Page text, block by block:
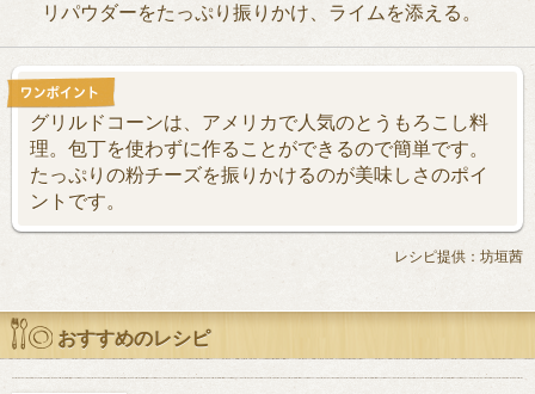
リパウダーをたっぷり振りかけ、ライムを添える。
グリルドコーンは、アメリカで人気のとうもろこし料
理。包丁を使わずに作ることができるので簡単です。
たっぷりの粉チーズを振りかけるのが美味しさのポイ
ントです。
レシピ提供：坊垣茜
おすすめのレシピ